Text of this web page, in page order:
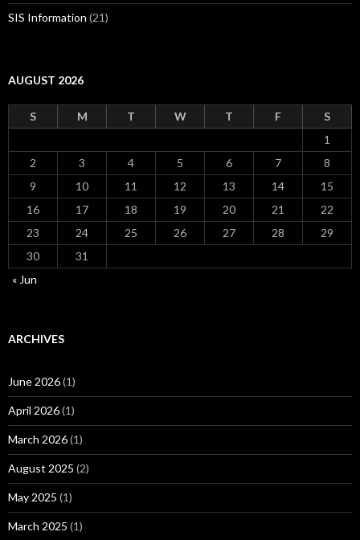
SIS Information (21)
AUGUST 2026
S M T W T F
S
1
2
3 4 5 6 7
8
9
10 11 12 13 14
15
16
17 18 19 20 21
22
23
24 25 26 27 28
29
30
31
« Jun
ARCHIVES
June 2026(1)
April 2026(1)
March 2026(1)
August 2025 (2)
May 2025 (1)
March 2025 (1)